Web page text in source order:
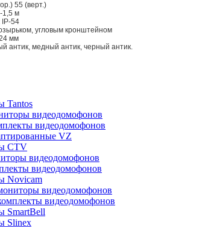
55 (верт.)
1,5 м
54
угловым кронштейном
мм
антик, медный антик, черный антик.
Tantos
видеодомофонов
видеодомофонов
VZ
CTV
видеодомофонов
видеодомофонов
Novicam
видеодомофонов
видеодомофонов
SmartBell
Slinex